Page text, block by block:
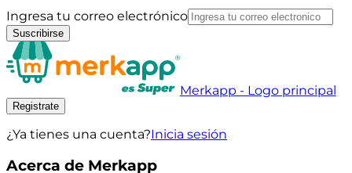
Ingresa tu correo electrónico
Suscribirse
Merkapp - Logo principal
Registrate
¿Ya tienes una cuenta?Inicia sesión
Acerca de Merkapp